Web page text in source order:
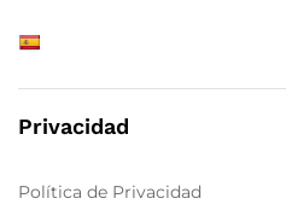
Privacidad
Política de Privacidad